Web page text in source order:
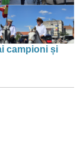
campioni și